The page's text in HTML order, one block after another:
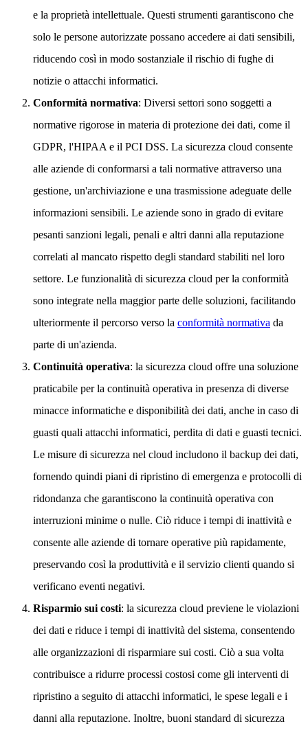
e la proprietà intellettuale. Questi strumenti garantiscono che
solo le persone autorizzate possano accedere ai dati sensibili,
riducendo così in modo sostanziale il rischio di fughe di
notizie o attacchi informatici.
Conformità normativa: Diversi settori sono soggetti a
normative rigorose in materia di protezione dei dati, come il
GDPR, l'HIPAA e il PCI DSS. La sicurezza cloud consente
alle aziende di conformarsi a tali normative attraverso una
gestione, un'archiviazione e una trasmissione adeguate delle
informazioni sensibili. Le aziende sono in grado di evitare
pesanti sanzioni legali, penali e altri danni alla reputazione
correlati al mancato rispetto degli standard stabiliti nel loro
settore. Le funzionalità di sicurezza cloud per la conformità
sono integrate nella maggior parte delle soluzioni, facilitando
ulteriormente il percorso verso la conformità normativa da
parte di un'azienda.
Continuità operativa: la sicurezza cloud offre una soluzione
praticabile per la continuità operativa in presenza di diverse
minacce informatiche e disponibilità dei dati, anche in caso di
guasti quali attacchi informatici, perdita di dati e guasti tecnici.
Le misure di sicurezza nel cloud includono il backup dei dati,
fornendo quindi piani di ripristino di emergenza e protocolli di
ridondanza che garantiscono la continuità operativa con
interruzioni minime o nulle. Ciò riduce i tempi di inattività e
consente alle aziende di tornare operative più rapidamente,
preservando così la produttività e il servizio clienti quando si
verificano eventi negativi.
Risparmio sui costi: la sicurezza cloud previene le violazioni
dei dati e riduce i tempi di inattività del sistema, consentendo
alle organizzazioni di risparmiare sui costi. Ciò a sua volta
contribuisce a ridurre processi costosi come gli interventi di
ripristino a seguito di attacchi informatici, le spese legali e i
danni alla reputazione. Inoltre, buoni standard di sicurezza